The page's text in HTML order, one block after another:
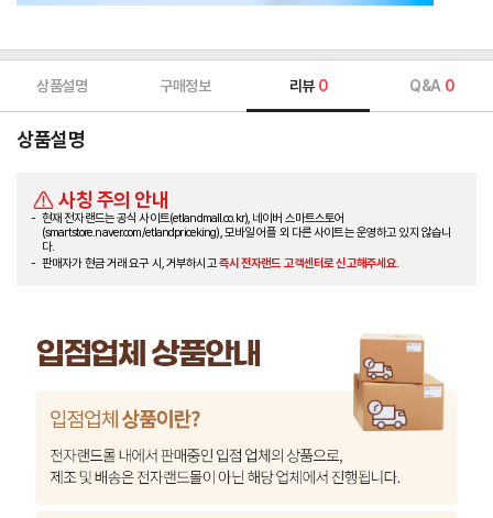
상품설명 구매정보 리뷰 0 Q&A 0
상품설명
사칭 주의 안내
현재 전자랜드는 공식 사이트(etlandmall.co.kr), 네이버 스마트스토어
(smartstore.naver.com/etlandpriceking), 모바일 어플 외 다른 사이트는 운영하고 있지 않습니
다.
판매자가 현금 거래 요구 시, 거부하시고즉시 전자랜드 고객센터로 신고해주세요.